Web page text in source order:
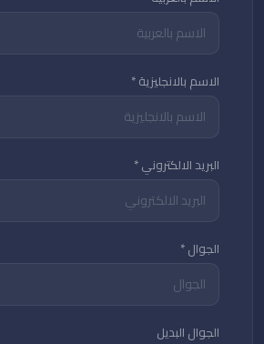
الاسم بالانجليزية *
البريد الالكتروني *
الجوال *
الجوال البديل